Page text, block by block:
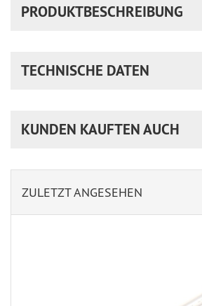
PRODUKTBESCHREIBUNG
TECHNISCHE DATEN
KUNDEN KAUFTEN AUCH
ZULETZT ANGESEHEN